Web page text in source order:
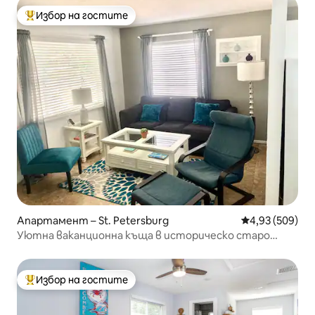
Най-популярен избор на гостите
Избор на гостите
Апартамент – St. Petersburg Средна
4,93 (509)
Уютна ваканционна къща в историческо старо
Най-популярен избор на гостите
Избор на гостите